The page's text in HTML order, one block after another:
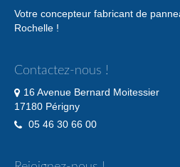
Votre concepteur fabricant de
Rochelle !
Contactez-nous !
16 Avenue Bernard Moitessier
17180 Périgny
05 46 30 66 00